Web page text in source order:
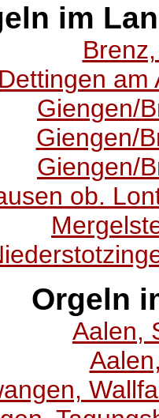
im
Dettingen am
Giengen/
Giengen/
Giengen/
ob.
Orgeln
Aalen,